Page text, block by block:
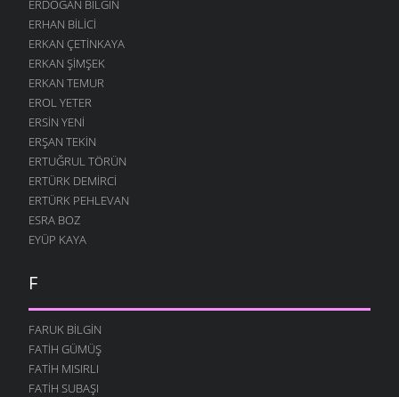
ERDOĞAN BILGIN
ERHAN BILICI
ERKAN ÇETINKAYA
ERKAN ŞIMŞEK
ERKAN TEMUR
EROL YETER
ERSIN YENI
ERŞAN TEKIN
ERTUĞRUL TÖRÜN
ERTÜRK DEMIRCI
ERTÜRK PEHLEVAN
ESRA BOZ
EYÜP KAYA
F
FARUK BILGIN
FATIH GÜMÜŞ
FATIH MISIRLI
FATIH SUBAŞI